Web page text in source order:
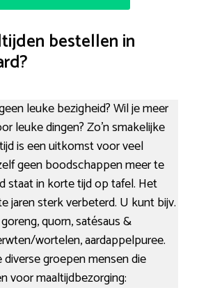
bestellen in
leuke bezigheid? Wil je meer
leuke dingen? Zo’n smakelijke
is een uitkomst voor veel
geen boodschappen meer te
staat in korte tijd op tafel. Het
jaren sterk verbeterd. U kunt bijv.
quorn, satésaus &
wortelen, aardappelpuree.
groepen mensen die
voor maaltijdbezorging: